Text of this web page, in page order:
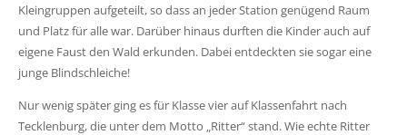
Kleingruppen aufgeteilt, so dass an jeder Station genügend Raum
und Platz für alle war. Darüber hinaus durften die Kinder auch auf
eigene Faust den Wald erkunden. Dabei entdeckten sie sogar eine
junge Blindschleiche!
Nur wenig später ging es für Klasse vier auf Klassenfahrt nach
Tecklenburg, die unter dem Motto „Ritter“ stand. Wie echte Ritter